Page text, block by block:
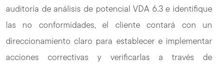
auditoría de análisis de potencial VDA 6.3 e identifique
las no conformidades, el cliente contará con un
direccionamiento claro para establecer e implementar
acciones correctivas y verificarlas a través de